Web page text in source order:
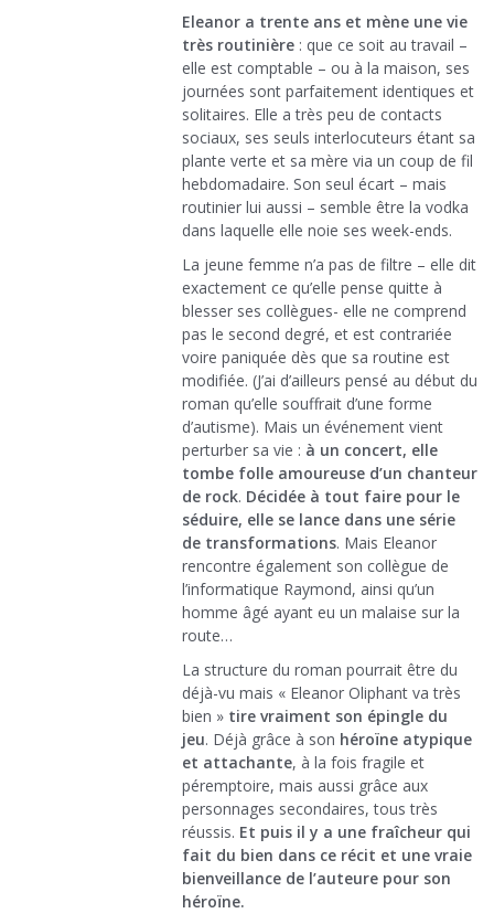
Eleanor a trente ans et mène une vie
très routinière : que ce soit au travail –
elle est comptable – ou à la maison, ses
journées sont parfaitement identiques et
solitaires. Elle a très peu de contacts
sociaux, ses seuls interlocuteurs étant sa
plante verte et sa mère via un coup de fil
hebdomadaire. Son seul écart – mais
routinier lui aussi – semble être la vodka
dans laquelle elle noie ses week-ends.
La jeune femme n’a pas de filtre – elle dit
exactement ce qu’elle pense quitte à
blesser ses collègues- elle ne comprend
pas le second degré, et est contrariée
voire paniquée dès que sa routine est
modifiée. (J’ai d’ailleurs pensé au début du
roman qu’elle souffrait d’une forme
d’autisme). Mais un événement vient
perturber sa vie : à un concert, elle
tombe folle amoureuse d’un chanteur
de rock. Décidée à tout faire pour le
séduire, elle se lance dans une série
de transformations. Mais Eleanor
rencontre également son collègue de
l’informatique Raymond, ainsi qu’un
homme âgé ayant eu un malaise sur la
route…
La structure du roman pourrait être du
déjà-vu mais « Eleanor Oliphant va très
bien » tire vraiment son épingle du
jeu. Déjà grâce à son héroïne atypique
et attachante, à la fois fragile et
péremptoire, mais aussi grâce aux
personnages secondaires, tous très
réussis. Et puis il y a une fraîcheur qui
fait du bien dans ce récit et une vraie
bienveillance de l’auteure pour son
héroïne.